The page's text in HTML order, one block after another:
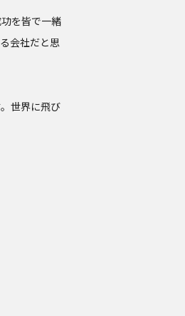
を皆で一緒
会社だと思
世界に飛び